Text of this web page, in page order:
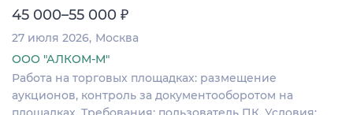
45 000–55 000 ₽
27 июля 2026 Москва
ООО "АЛКОМ-М"
Работа на торговых площадках: размещение
аукционов, контроль за документооборотом на